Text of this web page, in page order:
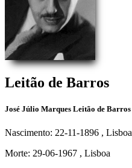
Leitão de Barros
José Júlio Marques Leitão de Barros
Nascimento: 22-11-1896 , Lisboa
Morte: 29-06-1967 , Lisboa